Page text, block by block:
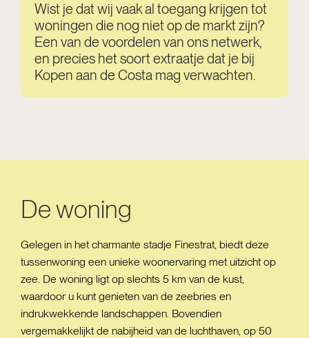
Wist je dat wij vaak al toegang krijgen tot
woningen die nog niet op de markt zijn?
Een van de voordelen van ons netwerk,
en precies het soort extraatje dat je bij
Kopen aan de Costa mag verwachten.
De woning
Gelegen in het charmante stadje Finestrat, biedt deze
tussenwoning een unieke woonervaring met uitzicht op
zee. De woning ligt op slechts 5 km van de kust,
waardoor u kunt genieten van de zeebries en
indrukwekkende landschappen. Bovendien
vergemakkelijkt de nabijheid van de luchthaven, op 50